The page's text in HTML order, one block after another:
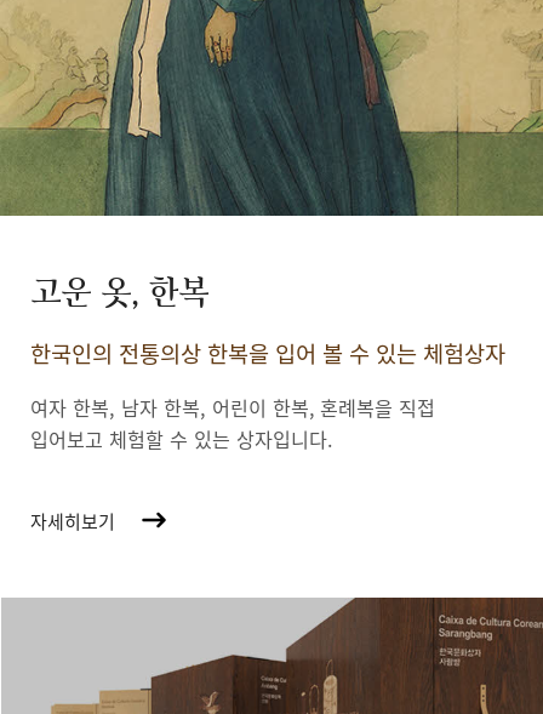
고운 옷, 한복
한국인의 전통의상 한복을 입어 볼 수 있는 체험상자
여자 한복, 남자 한복, 어린이 한복, 혼례복을 직접
입어보고 체험할 수 있는 상자입니다.
자세히보기